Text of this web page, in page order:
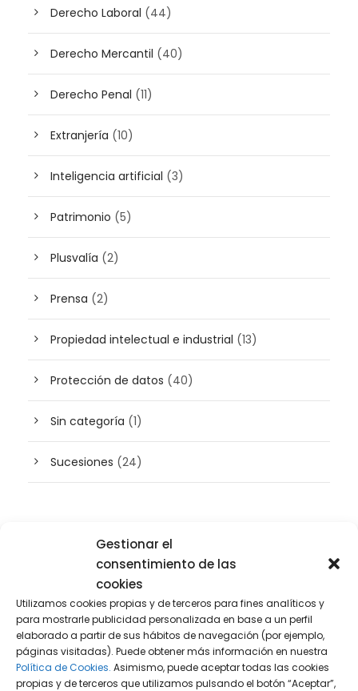
Gestionar el
consentimiento de las
cookies
Utilizamos cookies propias y de terceros para fines analíticos y
para mostrarle publicidad personalizada en base a un perfil
elaborado a partir de sus hábitos de navegación (por ejemplo,
páginas visitadas). Puede obtener más información en nuestra
Política de Cookies. Asimismo, puede aceptar todas las cookies
propias y de terceros que utilizamos pulsando el botón “Aceptar”,
Derecho Laboral (44)
Derecho Mercantil (40)
Derecho Penal (11)
Extranjería (10)
Inteligencia artificial (3)
Patrimonio (5)
Plusvalía (2)
Prensa (2)
Propiedad intelectual e industrial (13)
Protección de datos (40)
Sin categoría (1)
Sucesiones (24)
Buscador de artículos